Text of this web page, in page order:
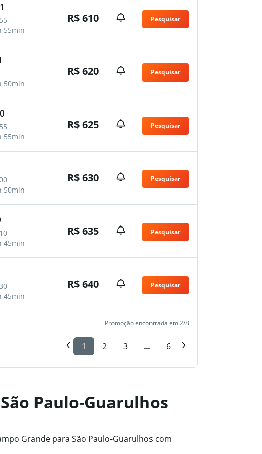
55min
R$ 610 Pesquisar
50min
R$ 620 Pesquisar
55min
R$ 625 Pesquisar
50min
R$ 630 Pesquisar
45min
R$ 635 Pesquisar
45min
R$ 640 Pesquisar
Promoção encontrada em 2/8
1 2 3 ... 6
Paulo-Guarulhos
Grande para São Paulo-Guarulhos com